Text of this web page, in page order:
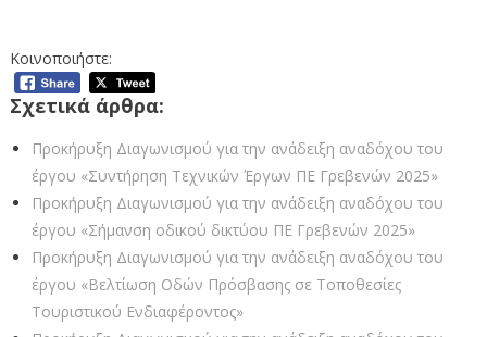
Κοινοποιήστε:
Σχετικά άρθρα:
Προκήρυξη Διαγωνισμού για την ανάδειξη αναδόχου του
έργου «Συντήρηση Τεχνικών Έργων ΠΕ Γρεβενών 2025»
Προκήρυξη Διαγωνισμού για την ανάδειξη αναδόχου του
έργου «Σήμανση οδικού δικτύου ΠΕ Γρεβενών 2025»
Προκήρυξη Διαγωνισμού για την ανάδειξη αναδόχου του
έργου «Βελτίωση Οδών Πρόσβασης σε Τοποθεσίες
Τουριστικού Ενδιαφέροντος»